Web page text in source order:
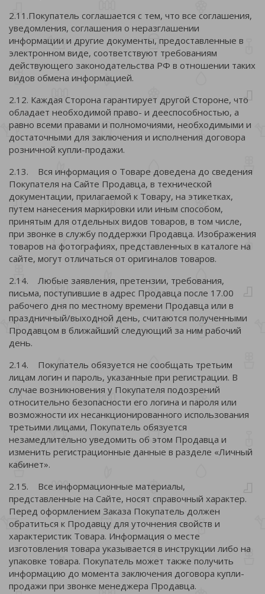
2.11.Покупатель соглашается с тем, что все соглашения,
уведомления, соглашения о неразглашении
информации и другие документы, предоставленные в
электронном виде, соответствуют требованиям
действующего законодательства РФ в отношении таких
видов обмена информацией.
2.12. Каждая Сторона гарантирует другой Стороне, что
обладает необходимой право- и дееспособностью, а
равно всеми правами и полномочиями, необходимыми и
достаточными для заключения и исполнения договора
розничной купли-продажи.
2.13. Вся информация о Товаре доведена до сведения
Покупателя на Сайте Продавца, в технической
документации, прилагаемой к Товару, на этикетках,
путем нанесения маркировки или иным способом,
принятым для отдельных видов товаров, в том числе,
при звонке в службу поддержки Продавца. Изображения
товаров на фотографиях, представленных в каталоге на
сайте, могут отличаться от оригиналов товаров.
2.14. Любые заявления, претензии, требования,
письма, поступившие в адрес Продавца после 17.00
рабочего дня по местному времени Продавца или в
праздничный/выходной день, считаются полученными
Продавцом в ближайший следующий за ним рабочий
день.
2.14. Покупатель обязуется не сообщать третьим
лицам логин и пароль, указанные при регистрации. В
случае возникновения у Покупателя подозрений
относительно безопасности его логина и пароля или
возможности их несанкционированного использования
третьими лицами, Покупатель обязуется
незамедлительно уведомить об этом Продавца и
изменить регистрационные данные в разделе «Личный
кабинет».
2.15. Все информационные материалы,
представленные на Сайте, носят справочный характер.
Перед оформлением Заказа Покупатель должен
обратиться к Продавцу для уточнения свойств и
характеристик Товара. Информация о месте
изготовления товара указывается в инструкции либо на
упаковке товара. Покупатель может также получить
информацию до момента заключения договора купли-
продажи при звонке менеджера Продавца.